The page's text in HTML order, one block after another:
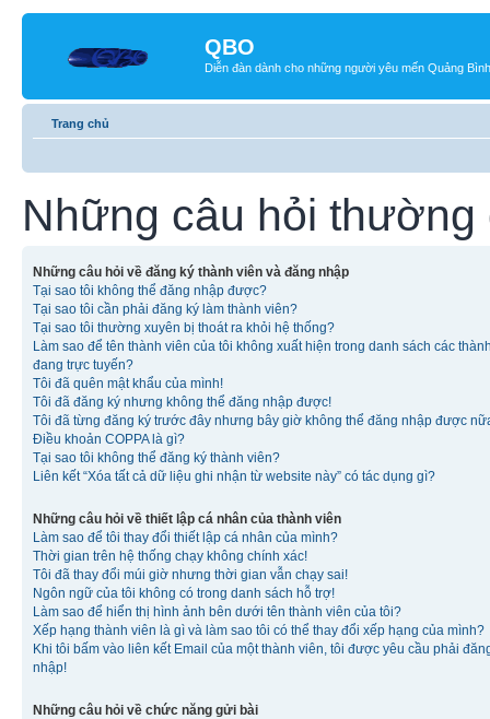
QBO
Diễn đàn dành cho những người yêu mến Quảng Bình
Trang chủ
Những câu hỏi thường
Những câu hỏi về đăng ký thành viên và đăng nhập
Tại sao tôi không thể đăng nhập được?
Tại sao tôi cần phải đăng ký làm thành viên?
Tại sao tôi thường xuyên bị thoát ra khỏi hệ thống?
Làm sao để tên thành viên của tôi không xuất hiện trong danh sách các
đang trực tuyến?
Tôi đã quên mật khẩu của mình!
Tôi đã đăng ký nhưng không thể đăng nhập được!
Tôi đã từng đăng ký trước đây nhưng bây giờ không thể đăng nhập được
Điều khoản COPPA là gì?
Tại sao tôi không thể đăng ký thành viên?
Liên kết “Xóa tất cả dữ liệu ghi nhận từ website này” có tác dụng gì?
Những câu hỏi về thiết lập cá nhân của thành viên
Làm sao để tôi thay đổi thiết lập cá nhân của mình?
Thời gian trên hệ thống chạy không chính xác!
Tôi đã thay đổi múi giờ nhưng thời gian vẫn chạy sai!
Ngôn ngữ của tôi không có trong danh sách hỗ trợ!
Làm sao để hiển thị hình ảnh bên dưới tên thành viên của tôi?
Xếp hạng thành viên là gì và làm sao tôi có thể thay đổi xếp hạng của mình?
Khi tôi bấm vào liên kết Email của một thành viên, tôi được yêu cầu phải
nhập!
Những câu hỏi về chức năng gửi bài